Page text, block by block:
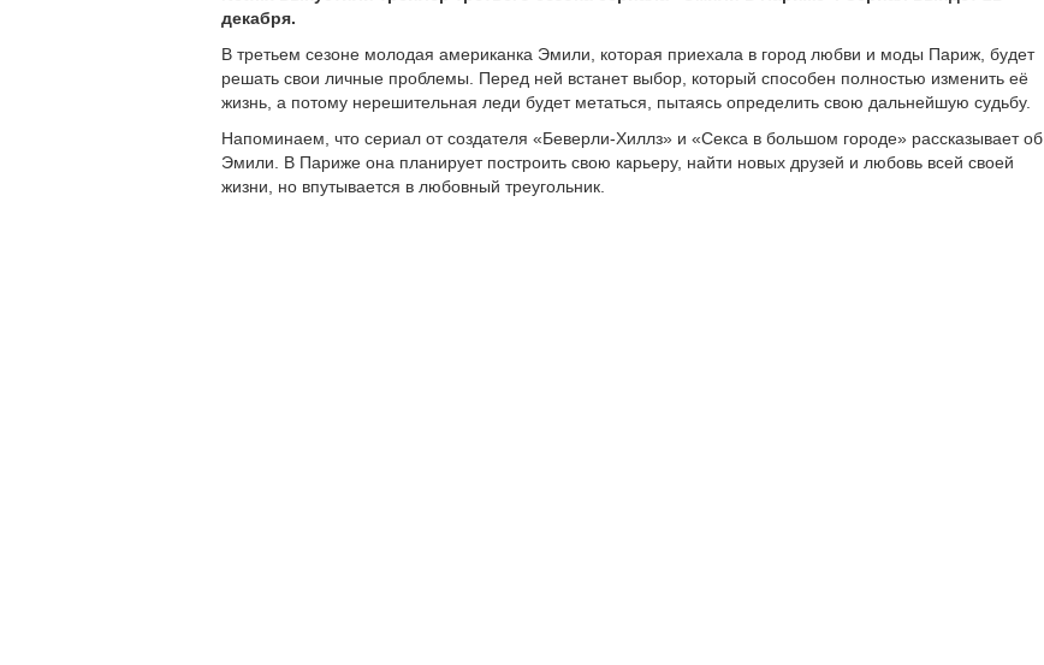
декабря.
В третьем сезоне молодая американка Эмили, которая приехала в город любви и моды Париж, будет
решать свои личные проблемы. Перед ней встанет выбор, который способен полностью изменить её
жизнь, а потому нерешительная леди будет метаться, пытаясь определить свою дальнейшую судьбу.
Напоминаем, что сериал от создателя «Беверли-Хиллз» и «Секса в большом городе» рассказывает об
Эмили. В Париже она планирует построить свою карьеру, найти новых друзей и любовь всей своей
жизни, но впутывается в любовный треугольник.